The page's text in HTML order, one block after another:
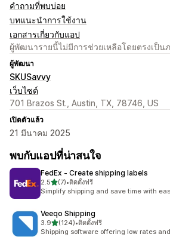
คำถามที่พบบ่อย
บทแนะนำการใช้งาน
เอกสารเกี่ยวกับแอป
ผู้พัฒนารายนี้ไม่มีการช่วยเหลือโดยตรงเป็น
ผู้พัฒนา
SKUSavvy
เว็บไซต์
701 Brazos St., Austin, TX, 78746, US
เปิดตัวแล้ว
21 มีนาคม 2025
พบกับแอปที่น่าสนใจ
FedEx ‑ Create shipping labels
2.5เต็ม 5 ดาว
(7)
ทั้งหมด 7 รีวิว
•ติดตั้งฟรี
Simplify shipping and save time with
Veeqo Shipping
3.9เต็ม 5 ดาว
(124)
ทั้งหมด 124 รีวิว
•ติดตั้งฟรี
Shipping software offering low rates